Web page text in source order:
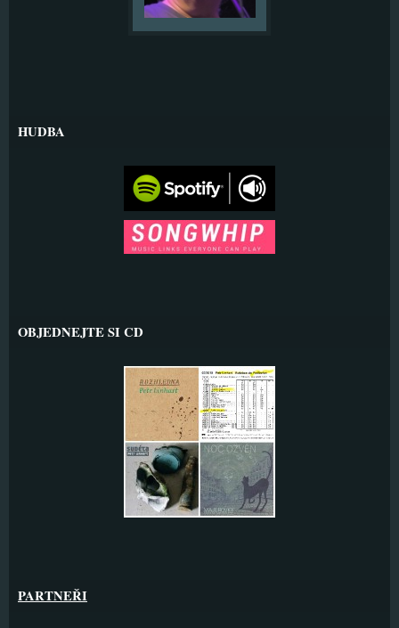
HUDBA
OBJEDNEJTE SI CD
PARTNEŘI